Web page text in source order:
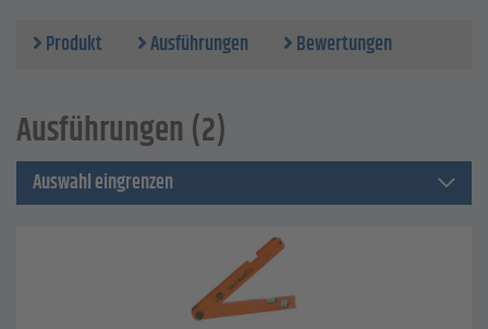
Produkt Ausführungen Bewertungen
Ausführungen (2)
Auswahl eingrenzen